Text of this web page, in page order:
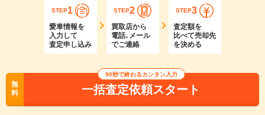
STEP1
愛車情報を
入力して
査定申し込み
STEP2
買取店から
電話､メール
でご連絡
STEP3
査定額を
比べて売却先
を決める
90秒で終わるカンタン入力
無
料
一括査定依頼スタート